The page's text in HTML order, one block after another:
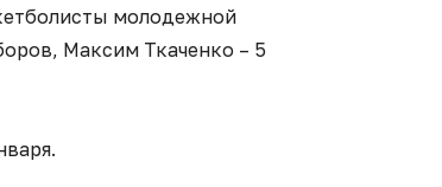
молодежной
Максим Ткаченко – 5